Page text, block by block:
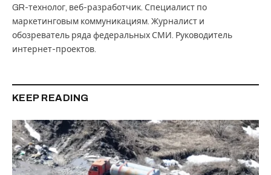
GR-технолог, веб-разработчик. Специалист по
маркетинговым коммуникациям. Журналист и
обозреватель ряда федеральных СМИ. Руководитель
интернет-проектов.
KEEP READING